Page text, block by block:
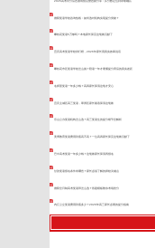
2026高考出分后志愿填报完整思路分享：从分数定位到录取确认
德阳复读学校咨询热线：如何选对机构实现提分突破？
攀枝花复读5万够吗？本地家长算完这笔账沉默了
宜宾高考复读学校排行榜，2026年家长用真实效果说话
攀枝花市区复读学校怎么挑？陪读一年才看懂提分背后的真实差距
名师荟复读一年多少钱？高四家长算清这笔才安心
宜宾主城区高三复读，翠屏区家长最该算清这笔账
乐山公办复读机构怎么选？高三复读生的提分细节全解析
美博教育复读费用到底高不高？一位高四家长算完这笔账沉默了
巴中高考复读一年多少钱？这笔账家长算清再报名
甘孜复读报名条件有哪些？家长必须了解的择校关键点
德阳全日制高考复读班怎么选？答题模板教你考场抢分
内江公立复读费用到底多少？2026年高三家长必看的提分指南